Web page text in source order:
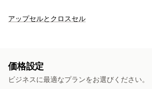
ギフトオプション
カスタマイズ
自動タグ付け
ギフトウィジェット カスタム
アップセルとクロスセル
ワンクリックアドオン
カスタムHTML 複数言語
価格設定
ビジネスに最適なプランをお選びください。